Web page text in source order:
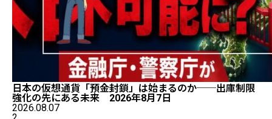
日本の仮想通貨「預金封鎖」は始まるのか──出庫制限
強化の先にある未来 2026年8月7日
2026.08.07